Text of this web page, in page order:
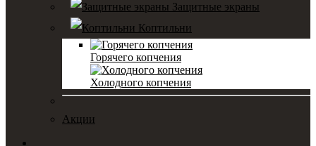
Защитные экраны
Коптильни
Горячего копчения
Холодного копчения
Акции